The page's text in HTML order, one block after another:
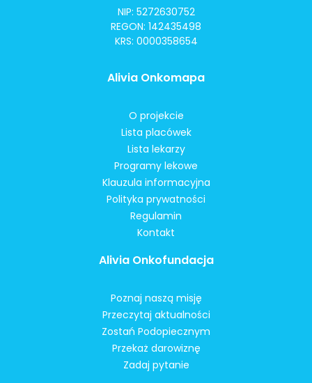
NIP: 5272630752
REGON: 142435498
KRS: 0000358654
Alivia Onkomapa
O projekcie
Lista placówek
Lista lekarzy
Programy lekowe
Klauzula informacyjna
Polityka prywatności
Regulamin
Kontakt
Alivia Onkofundacja
Poznaj naszą misję
Przeczytaj aktualności
Zostań Podopiecznym
Przekaż darowiznę
Zadaj pytanie